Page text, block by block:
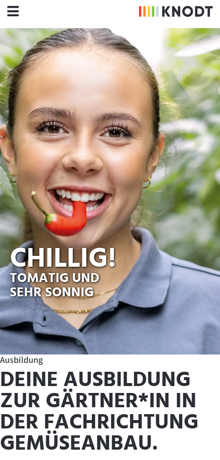
CHILLIG!
TOMATIG UND
SEHR SONNIG
Ausbildung
DEINE AUSBILDUNG
ZUR GÄRTNER*IN IN
DER FACH­RICHTUNG
GEMÜSEANBAU.